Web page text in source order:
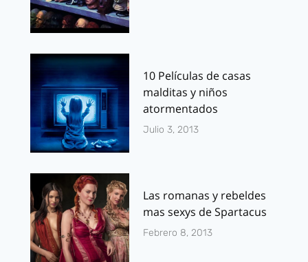
10 Películas de casas
malditas y niños
atormentados
Julio 3, 2013
Las romanas y rebeldes
mas sexys de Spartacus
Febrero 8, 2013